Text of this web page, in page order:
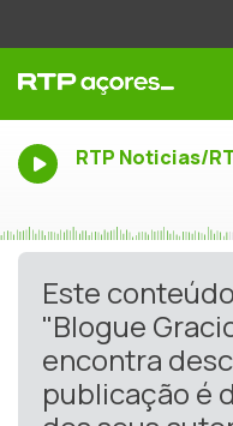
RTP Noticias/
Este
"Blogue
encontra
publicação é